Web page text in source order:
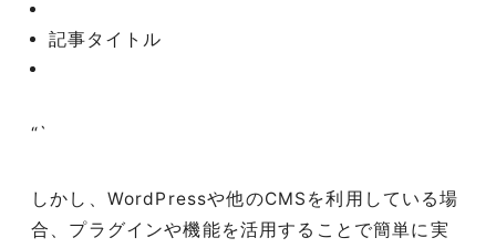
記事タイトル
“`
しかし、WordPressや他のCMSを利用している場
合、プラグインや機能を活用することで簡単に実